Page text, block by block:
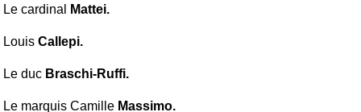
Le cardinal Mattei.
Louis Callepi.
Le duc Braschi-Ruffi.
Le marquis Camille Massimo.